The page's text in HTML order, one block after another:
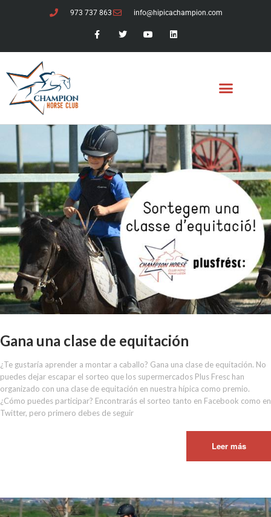
973 737 863 info@hipicachampion.com
Gana una clase de equitación
¿Te gustaría aprender a montar a caballo? Gana una clase de equitación. No
puedes dejar escapar el sorteo que los supermercados Plus Fresc han
organizado con una clase de equitación en nuestra hípica como premio.
¿Cómo puedes participar? Encontrarás el sorteo tanto en Facebook como en
Twitter, pero primero debes de seguir
Leer más